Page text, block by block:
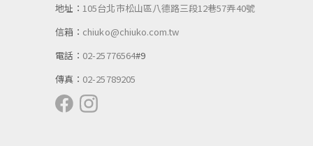
地址： 105台北市松山區八德路三段12巷57弄40號
信箱： chiuko@chiuko.com.tw
電話： 02-25776564#9
傳真： 02-25789205